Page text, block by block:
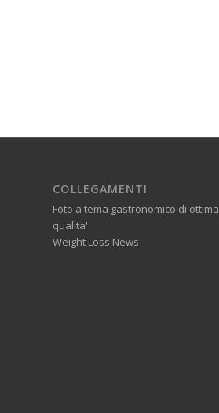
COLLEGAMENTI
Foto a tema gastronomico di ottima
qualita'
Weight Loss News